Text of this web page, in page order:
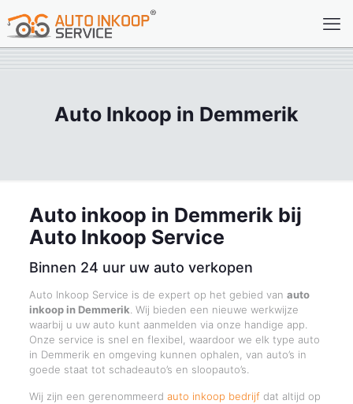
Auto Inkoop in Demmerik
Auto inkoop in Demmerik bij
Auto Inkoop Service
Binnen 24 uur uw auto verkopen
Auto Inkoop Service is de expert op het gebied van auto
inkoop in Demmerik . Wij bieden een nieuwe werkwijze
waarbij u uw auto kunt aanmelden via onze handige app.
Onze service is snel en flexibel, waardoor we elk type auto
in Demmerik en omgeving kunnen ophalen, van auto’s in
goede staat tot schadeauto’s en sloopauto’s.
Wij zijn een gerenommeerd auto inkoop bedrijfdat altijd op